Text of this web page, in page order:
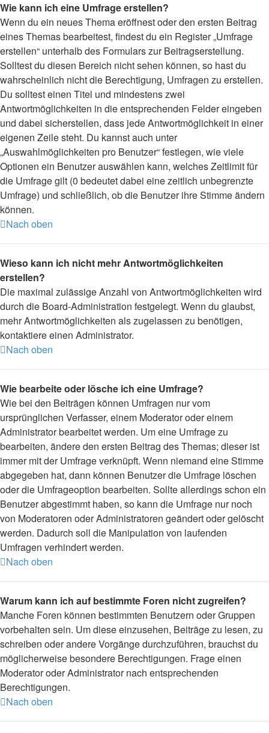
Wie kann ich eine Umfrage erstellen?
Wenn du ein neues Thema eröffnest oder den ersten Beitrag
eines Themas bearbeitest, findest du ein Register „Umfrage
erstellen“ unterhalb des Formulars zur Beitragserstellung.
Solltest du diesen Bereich nicht sehen können, so hast du
wahrscheinlich nicht die Berechtigung, Umfragen zu erstellen.
Du solltest einen Titel und mindestens zwei
Antwortmöglichkeiten in die entsprechenden Felder eingeben
und dabei sicherstellen, dass jede Antwortmöglichkeit in einer
eigenen Zeile steht. Du kannst auch unter
„Auswahlmöglichkeiten pro Benutzer“ festlegen, wie viele
Optionen ein Benutzer auswählen kann, welches Zeitlimit für
die Umfrage gilt (0 bedeutet dabei eine zeitlich unbegrenzte
Umfrage) und schließlich, ob die Benutzer ihre Stimme ändern
können.
Nach oben
Wieso kann ich nicht mehr Antwortmöglichkeiten
erstellen?
Die maximal zulässige Anzahl von Antwortmöglichkeiten wird
durch die Board-Administration festgelegt. Wenn du glaubst,
mehr Antwortmöglichkeiten als zugelassen zu benötigen,
kontaktiere einen Administrator.
Nach oben
Wie bearbeite oder lösche ich eine Umfrage?
Wie bei den Beiträgen können Umfragen nur vom
ursprünglichen Verfasser, einem Moderator oder einem
Administrator bearbeitet werden. Um eine Umfrage zu
bearbeiten, ändere den ersten Beitrag des Themas; dieser ist
immer mit der Umfrage verknüpft. Wenn niemand eine Stimme
abgegeben hat, dann können Benutzer die Umfrage löschen
oder die Umfrageoption bearbeiten. Sollte allerdings schon ein
Benutzer abgestimmt haben, so kann die Umfrage nur noch
von Moderatoren oder Administratoren geändert oder gelöscht
werden. Dadurch soll die Manipulation von laufenden
Umfragen verhindert werden.
Nach oben
Warum kann ich auf bestimmte Foren nicht zugreifen?
Manche Foren können bestimmten Benutzern oder Gruppen
vorbehalten sein. Um diese einzusehen, Beiträge zu lesen, zu
schreiben oder andere Vorgänge durchzuführen, brauchst du
möglicherweise besondere Berechtigungen. Frage einen
Moderator oder Administrator nach entsprechenden
Berechtigungen.
Nach oben